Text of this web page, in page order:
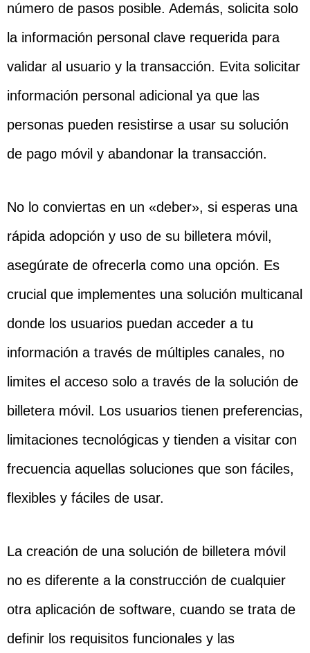
número de pasos posible. Además, solicita solo
la información personal clave requerida para
validar al usuario y la transacción. Evita solicitar
información personal adicional ya que las
personas pueden resistirse a usar su solución
de pago móvil y abandonar la transacción.
No lo conviertas en un «deber», si esperas una
rápida adopción y uso de su billetera móvil,
asegúrate de ofrecerla como una opción. Es
crucial que implementes una solución multicanal
donde los usuarios puedan acceder a tu
información a través de múltiples canales, no
limites el acceso solo a través de la solución de
billetera móvil. Los usuarios tienen preferencias,
limitaciones tecnológicas y tienden a visitar con
frecuencia aquellas soluciones que son fáciles,
flexibles y fáciles de usar.
La creación de una solución de billetera móvil
no es diferente a la construcción de cualquier
otra aplicación de software, cuando se trata de
definir los requisitos funcionales y las